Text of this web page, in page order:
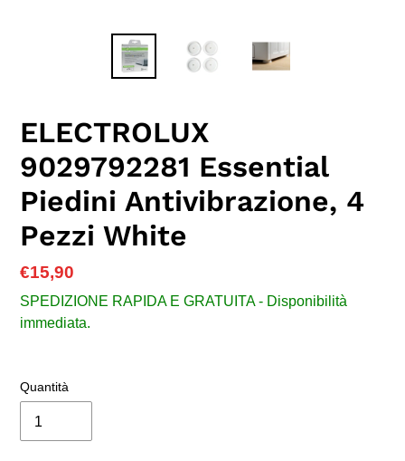
ELECTROLUX
9029792281 Essential
Piedini Antivibrazione, 4
Pezzi White
Prezzo
di
listino
€15,90
SPEDIZIONE RAPIDA E GRATUITA - Disponibilità
immediata.
Quantità